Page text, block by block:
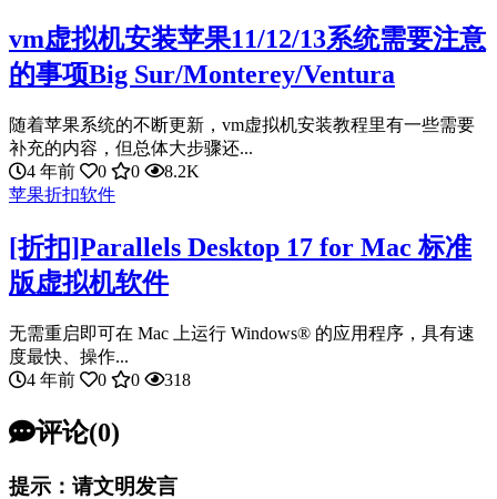
vm虚拟机安装苹果11/12/13系统需要注意
的事项Big Sur/Monterey/Ventura
随着苹果系统的不断更新，vm虚拟机安装教程里有一些需要
补充的内容，但总体大步骤还...
4 年前
0 0
8.2K
苹果折扣软件
[折扣]Parallels Desktop 17 for Mac 标准
版虚拟机软件
无需重启即可在 Mac 上运行 Windows® 的应用程序，具有速
度最快、操作...
4 年前
0 0 318
评论(0)
提示：请文明发言